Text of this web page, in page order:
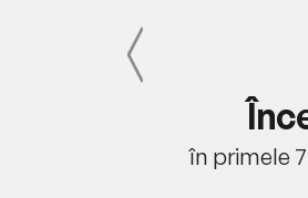
în primele